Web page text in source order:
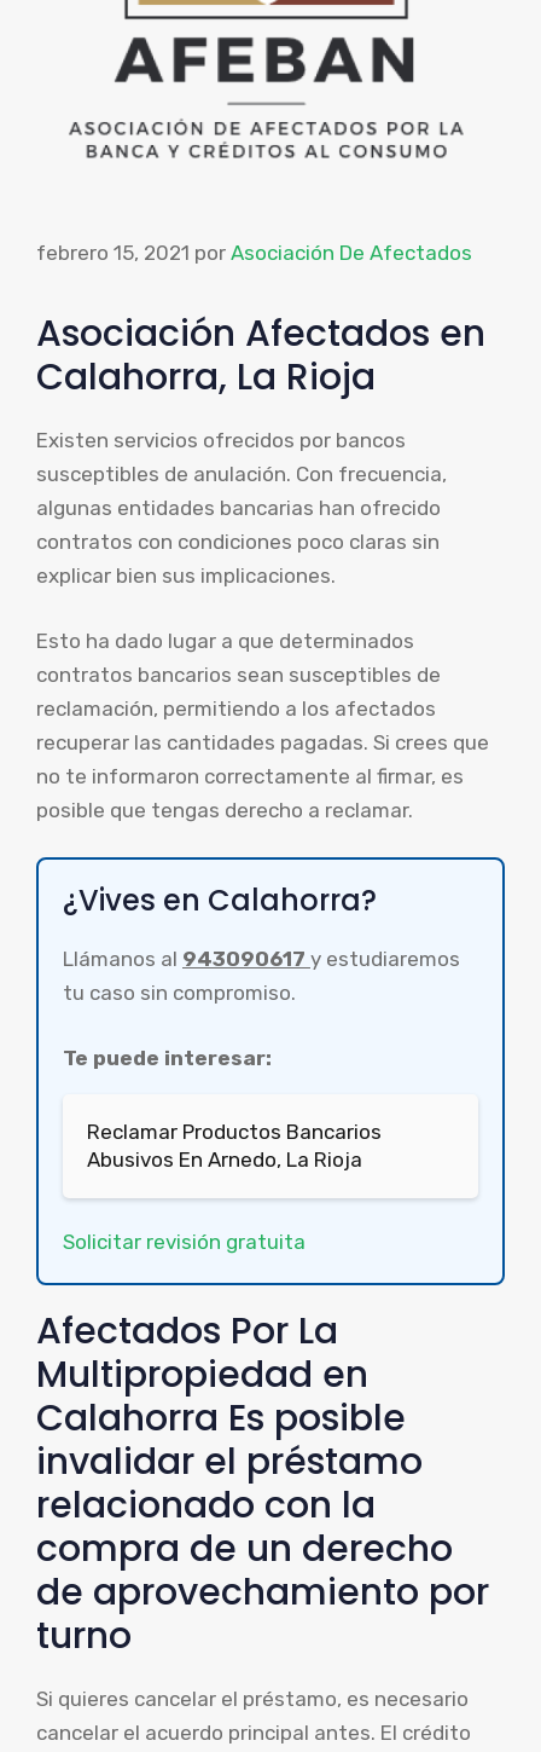
febrero 15, 2021 por Asociación De Afectados
Asociación Afectados en
Calahorra, La Rioja
Existen servicios ofrecidos por bancos
susceptibles de anulación. Con frecuencia,
algunas entidades bancarias han ofrecido
contratos con condiciones poco claras sin
explicar bien sus implicaciones.
Esto ha dado lugar a que determinados
contratos bancarios sean susceptibles de
reclamación, permitiendo a los afectados
recuperar las cantidades pagadas. Si crees que
no te informaron correctamente al firmar, es
posible que tengas derecho a reclamar.
¿Vives en Calahorra?
Llámanos al 943090617 y estudiaremos
tu caso sin compromiso.
Te puede interesar:
Reclamar Productos Bancarios
Abusivos En Arnedo, La Rioja
Solicitar revisión gratuita
Afectados Por La
Multipropiedad en
Calahorra Es posible
invalidar el préstamo
relacionado con la
compra de un derecho
de aprovechamiento por
turno
Si quieres cancelar el préstamo, es necesario
cancelar el acuerdo principal antes. El crédito